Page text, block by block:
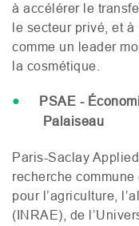
à accélérer le
le secteur privé, et à
comme un leader
la cosmétique.
PSAE -
Palaiseau
Paris-Saclay
recherche
pour l’agriculture,
(INRAE), de